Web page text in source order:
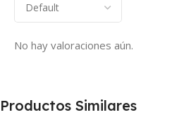
No hay valoraciones aún.
Productos Similares